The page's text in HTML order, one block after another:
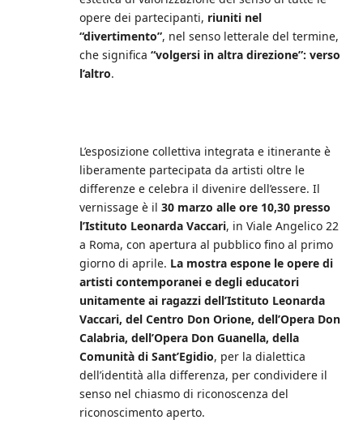
opere dei partecipanti, riuniti nel
“divertimento”, nel senso letterale del termine,
che significa “volgersi in altra direzione”: verso
l’altro.
L’esposizione collettiva integrata e itinerante è
liberamente partecipata da artisti oltre le
differenze e celebra il divenire dell’essere. Il
vernissage è il 30 marzo alle ore 10,30 presso
l’Istituto Leonarda Vaccari, in Viale Angelico 22
a Roma, con apertura al pubblico fino al primo
giorno di aprile. La mostra espone le opere di
artisti contemporanei e degli educatori
unitamente ai ragazzi dell’Istituto Leonarda
Vaccari, del Centro Don Orione, dell’Opera Don
Calabria, dell’Opera Don Guanella, della
Comunità di Sant’Egidio, per la dialettica
dell’identità alla differenza, per condividere il
senso nel chiasmo di riconoscenza del
riconoscimento aperto.